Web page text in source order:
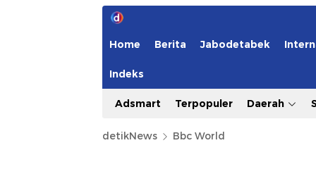
Home Berita Jabodetabek
Indeks
Adsmart Terpopuler Daerah
detikNews Bbc World